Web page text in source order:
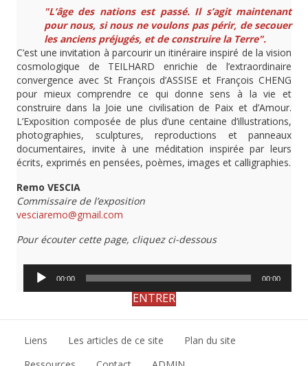
"L’âge des nations est passé. Il s’agit maintenant
pour nous, si nous ne voulons pas périr, de secouer
les anciens préjugés, et de construire la Terre".
C’est une invitation à parcourir un itinéraire inspiré de la vision
cosmologique de TEILHARD enrichie de l’extraordinaire
convergence avec St François d’ASSISE et François CHENG
pour mieux comprendre ce qui donne sens à la vie et
construire dans la Joie une civilisation de Paix et d’Amour.
L’Exposition composée de plus d’une centaine d’illustrations,
photographies, sculptures, reproductions et panneaux
documentaires, invite à une méditation inspirée par leurs
écrits, exprimés en pensées, poèmes, images et calligraphies.
Remo VESCIA
Commissaire de l’exposition
vesciaremo@gmail.com
Pour écouter cette page, cliquez ci-dessous
Lecteur
audio
00:00 00:00
ENTRER
Liens Les articles de ce site
Plan du site